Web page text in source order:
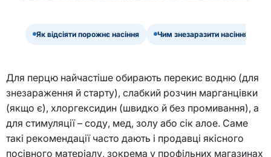
Як відсіяти порожнє насіння Чим знезаразити насіння
Для перцю найчастіше обирають перекис водню (для
знезараження й старту), слабкий розчин марганцівки
(якщо є), хлоргексидин (швидко й без промивання), а
для стимуляції – соду, мед, золу або сік алое. Саме
такі рекомендації часто дають і продавці якісного
посівного матеріалу, зокрема у профільних магазинах